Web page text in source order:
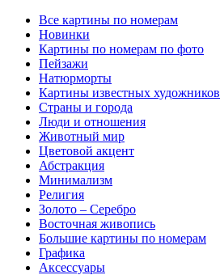
Все картины по номерам
Новинки
Картины по номерам по фото
Пейзажи
Натюрморты
Картины известных художников
Страны и города
Люди и отношения
Животный мир
Цветовой акцент
Абстракция
Минимализм
Религия
Золото – Серебро
Восточная живопись
Большие картины по номерам
Графика
Аксессуары